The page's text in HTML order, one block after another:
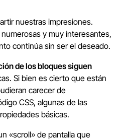
nuestras impresiones.
y muy interesantes,
continúa sin ser el deseado.
de los bloques siguen
Si bien es cierto que están
carecer de
CSS, algunas de las
básicas.
«scroll» de pantalla que